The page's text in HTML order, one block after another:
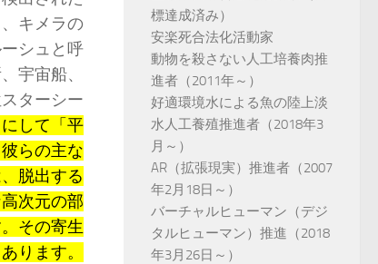
キメラの
シュと呼
宇宙船、
ターシー
して「平
らの主な
脱出する
次元の部
その寄生
ります。
標達成済み）
安楽死合法化活動家
動物を殺さない人工培養肉推
進者（2011年～）
好適環境水による魚の陸上淡
水人工養殖推進者（2018年3
月～）
AR（拡張現実）推進者（2007
年2月18日～）
バーチャルヒューマン（デジ
タルヒューマン）推進（2018
年3月26日～）